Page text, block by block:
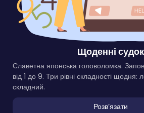
Щоденні
Славетна японська головоломка.
від 1 до 9. Три рівні складності щодня:
складний.
Розвʼязати